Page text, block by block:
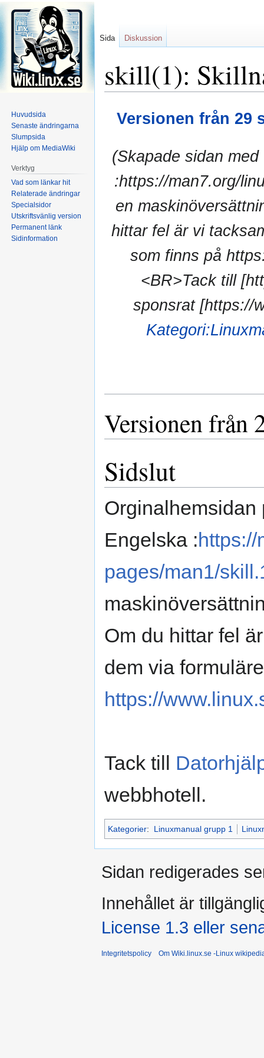
skill(1):
Versionen från 29
(Skapade sidan
:https://man7.org/
en
hittar fel är vi
som finns på
<BR>Tack till
sponsrat [https://
Versionen från
Sidslut
Orginalhemsidan
Engelska :
pages/man1/
Om du hittar fel
dem via
https://
Tack till
webbhotell.
Kategorier: Linuxmanual grupp 1
Sida Diskussion
Huvudsida
Senaste ändringarna
Slumpsida
Hjälp om MediaWiki
Verktyg
Vad som länkar hit
Relaterade ändringar
Specialsidor
Utskriftsvänlig version
Permanent länk
Sidinformation
Sidan redigerades
Innehållet är
License 1.3 eller
Integritetspolicy Om Wiki.linux.se -Linux